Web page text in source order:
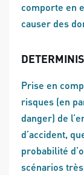
comporte en
causer des
Prise en
risques (en
danger) de
d’accident,
probabilité
scénarios